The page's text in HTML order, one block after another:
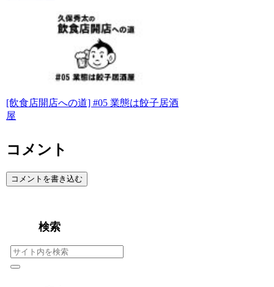
[飲食店開店への道] #05 業態は餃子居酒
屋
コメント
コメントを書き込む
検索